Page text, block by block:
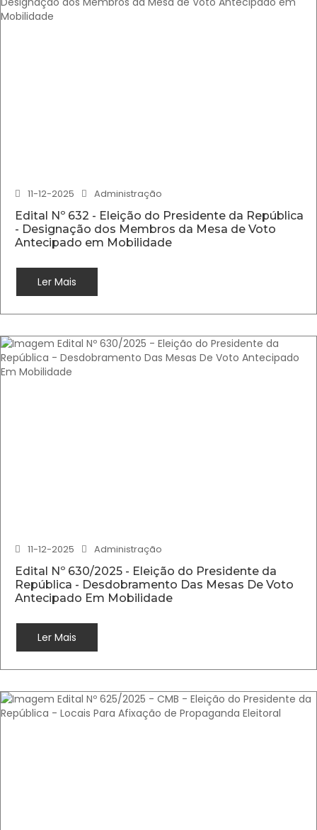
11-12-2025
Administração
Edital Nº 632 - Eleição do Presidente da República
- Designação dos Membros da Mesa de Voto
Antecipado em Mobilidade
Ler Mais
11-12-2025
Administração
Edital Nº 630/2025 - Eleição do Presidente da
República - Desdobramento Das Mesas De Voto
Antecipado Em Mobilidade
Ler Mais